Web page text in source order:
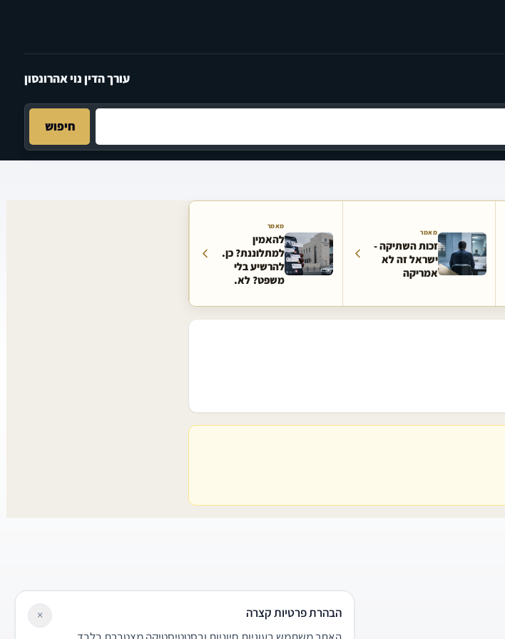
עורך הדין נוי אהרונסון
חיפוש
מאמר
זכות השתיקה -
ישראל זה לא
אמריקה
מאמר
להאמין
למתלוננת? כן.
להרשיע בלי
משפט? לא.
הבהרת פרטיות קצרה
×